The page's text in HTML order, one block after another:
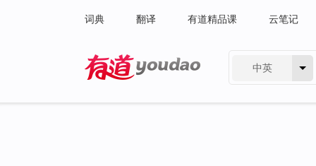
词典 翻译 有道精品课 云笔记
中英